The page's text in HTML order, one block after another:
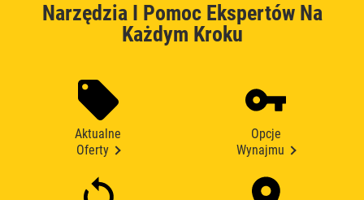
Narzędzia I Pomoc Ekspertów Na
Każdym Kroku
Aktualne
Oferty
Opcje
Wynajmu